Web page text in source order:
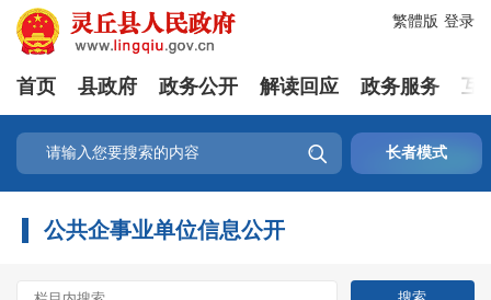
登录
繁體版
首页 县政府 政务公开 解读回应 政务服务 互
 长者模式
公共企事业单位信息公开